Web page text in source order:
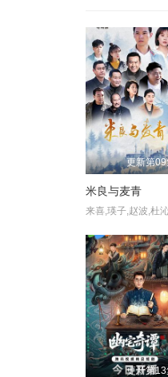
更新第09
米良与麦青
来喜,瑛子,赵波,杜
更新第13